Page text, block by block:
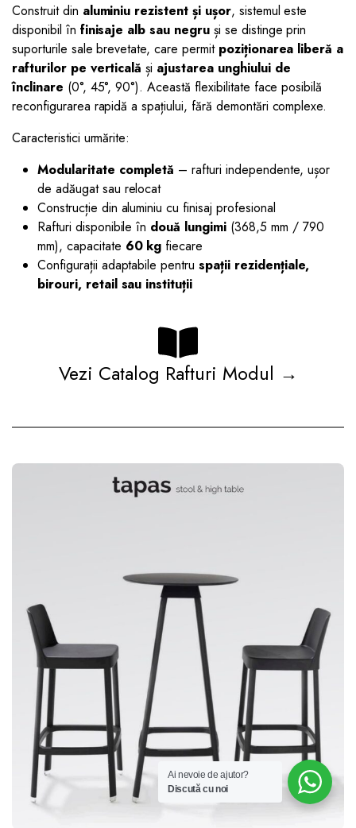
Construit din aluminiu rezistent și ușor, sistemul este
disponibil în finisaje alb sau negruși se distinge prin
suporturile sale brevetate, care permit poziționarea liberă a
rafturilor pe verticală și ajustarea unghiului de
înclinare (0°, 45°, 90°). Această flexibilitate face posibilă
reconfigurarea rapidă a spațiului, fără demontări complexe.
Caracteristici urmărite:
Modularitate completă – rafturi independente, ușor
de adăugat sau relocat
Construcție din aluminiu cu finisaj profesional
Rafturi disponibile în două lungimi(368,5 mm / 790
mm), capacitate 60 kg fiecare
Configurații adaptabile pentruspații rezidențiale,
birouri, retail sau instituții
Vezi Catalog Rafturi Modul →
Ai nevoie de ajutor?
Discută cu noi